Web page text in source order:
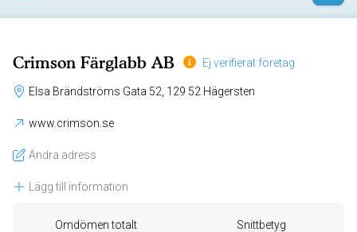
Crimson Färglabb AB Ej verifierat företag
Elsa Brändströms Gata 52, 129 52 Hägersten
www.crimson.se
Ändra adress
Lägg till information
Omdömen totalt
Snittbetyg